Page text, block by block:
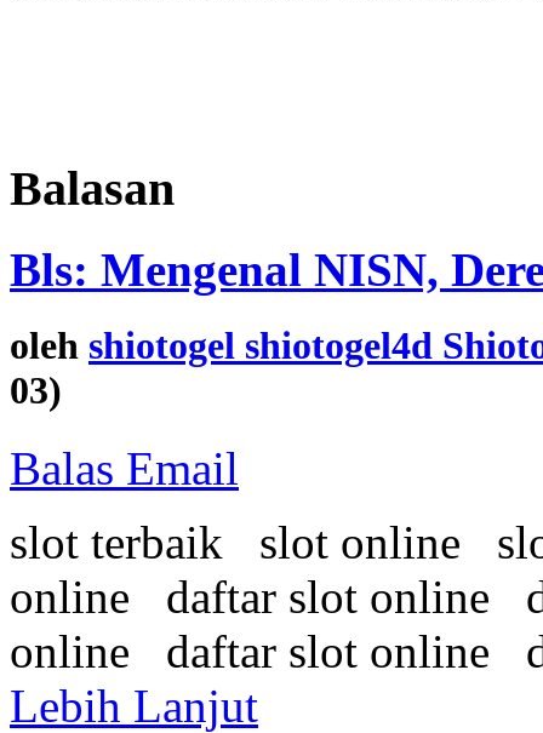
Balasan
Bls: Mengenal NISN,
oleh shiotogel shiotogel4d
03)
Balas Email
slot terbaik slot online
online daftar slot online
online daftar slot online
Lebih Lanjut